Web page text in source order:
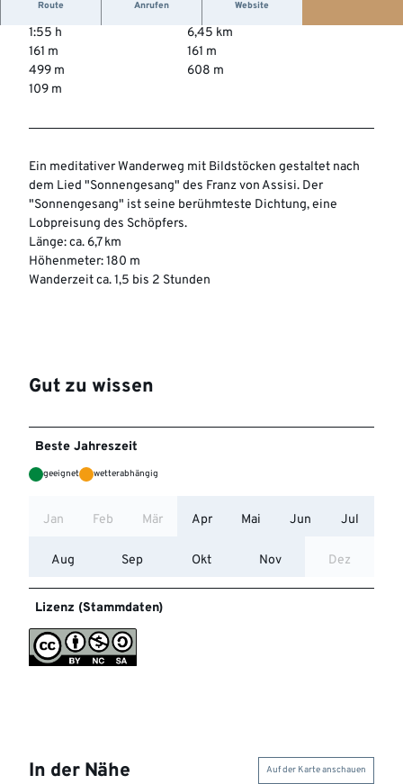
Route Anrufen Website
1:55 h
6,45 km
161 m
161 m
499 m
608 m
109 m
Ein meditativer Wanderweg mit Bildstöcken gestaltet nach
dem Lied "Sonnengesang" des Franz von Assisi. Der
"Sonnengesang" ist seine berühmteste Dichtung, eine
Lobpreisung des Schöpfers.
Länge: ca. 6,7 km
Höhenmeter: 180 m
Wanderzeit ca. 1,5 bis 2 Stunden
Gut zu wissen
Beste Jahreszeit
geeignet wetterabhängig
Jan Feb Mär Apr Mai Jun Jul
Aug Sep Okt Nov Dez
Lizenz (Stammdaten)
In der Nähe Auf der Karte anschauen